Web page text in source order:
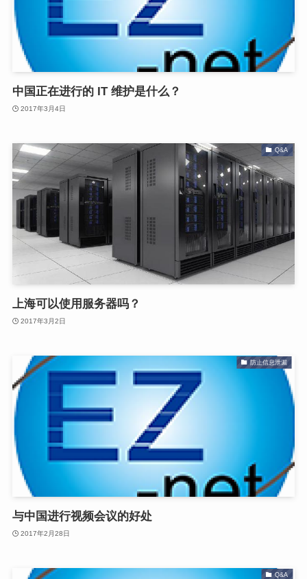
中国正在进行的 IT 维护是什么？
2017年3月4日
Q&A
上海可以使用服务器吗？
2017年3月2日
防止信息泄漏
与中国进行视频会议的好处
2017年2月28日
Q&A